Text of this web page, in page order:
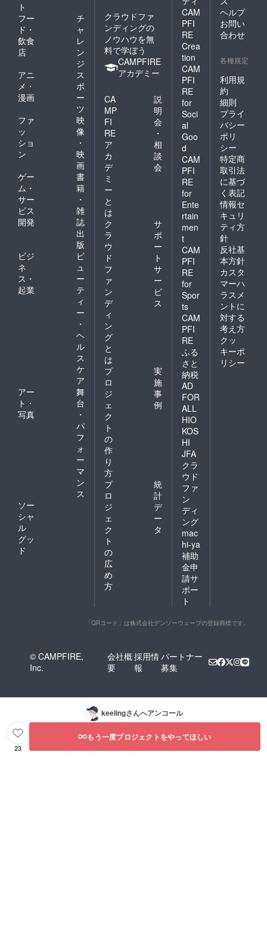
ご要望
にお応
えでき
ない場
合がご
す。
員権の
有効期
限：
2022年
11月1日
から1年
で自動
更新と
なり、
年会
費・更
新料な
どは一
切かか
りませ
・ペ
アドリ
ンク の
有効期
限：
2021年
11月1
2022年
11月1日
は、ご
来店日
から前
日の18
は100%
予定
だった
リター
ンの消
化）と
させて
いただ
きま
す。
・会
員権の
有効期
2022年
11月1日
から1年
で自動
更新と
なり、
年会
費・更
新料な
どは一
切かか
りませ
ん。
・有
2021年
11月1
ト
フー
ド・
飲食
店
チ
ャ
レ
ン
ジ
アニ
メ・
漫画
ス
ポ
ー
ツ
ファ
ッ
ショ
ン
映
像
・
映
画
ゲー
ム・
サー
ビス
開発
書
籍
・
雑
誌
出
版
ビジ
ネ
ス・
起業
ビ
ュ
ー
テ
ィ
ー
・
ヘ
ル
ス
ケ
ア
アー
ト・
写真
舞
台
・
パ
フ
ォ
ー
マ
ン
ス
ソー
シャ
ル
グッ
ド
クラウドファ
ンディングの
ノウハウを無
料で学ぼう
CAMPFIRE
アカデミー
CA
MP
FI
RE
ア
カ
デ
ミ
ー
と
は
説
明
会
・
相
談
会
ク
ラ
ウ
ド
フ
ァ
ン
デ
ィ
ン
グ
と
は
サ
ポ
ー
ト
サ
ー
ビ
ス
プ
ロ
ジ
ェ
ク
ト
の
作
り
方
実
施
事
例
プ
ロ
ジ
ェ
ク
ト
の
広
め
方
統
計
デ
ー
タ
CAM
PFI
RE
Crea
tion
CAM
PFI
RE
for
Soci
al
Goo
d
CAM
PFI
RE
for
Ente
rtain
men
t
CAM
PFI
RE
for
Spor
ts
CAM
PFI
RE
ふる
さと
納税
AD
FOR
ALL
HIO
KOS
HI
JFA
クラ
ウド
ファ
ン
ディ
ング
mac
hi-ya
補助
金申
請サ
ポー
ト
ヘルプ
お問い
合わせ
各種規定
利用規
約
細則
プライ
バシー
ポリ
シー
特定商
取引法
に基づ
く表記
情報セ
キュリ
ティ方
針
反社基
本方針
カスタ
マーハ
ラスメ
ントに
対する
考え方
クッ
キーポ
リシー
「QRコード」は株式会社デンソーウェーブの登録商標です。
© CAMPFIRE,
Inc.
会社概
要
採用情
報
パートナー
募集
keelingさんへアンコール
23
もう一度プロジェクトをやってほしい